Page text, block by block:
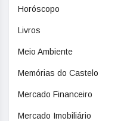
Horóscopo
Livros
Meio Ambiente
Memórias do Castelo
Mercado Financeiro
Mercado Imobiliário